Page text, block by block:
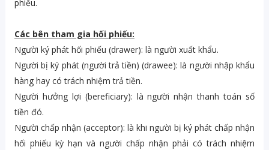
phiếu.
Các bên tham gia hối phiếu:
Người ký phát hối phiếu (drawer): là người xuất khẩu.
Người bị ký phát (người trả tiền) (drawee): là người nhập khẩu
hàng hay có trách nhiệm trả tiền.
Người hưởng lợi (bereficiary): là người nhận thanh toán số
tiền đó.
Người chấp nhận (acceptor): là khi người bị ký phát chấp nhận
hối phiếu kỳ hạn và người chấp nhận phải có trách nhiệm